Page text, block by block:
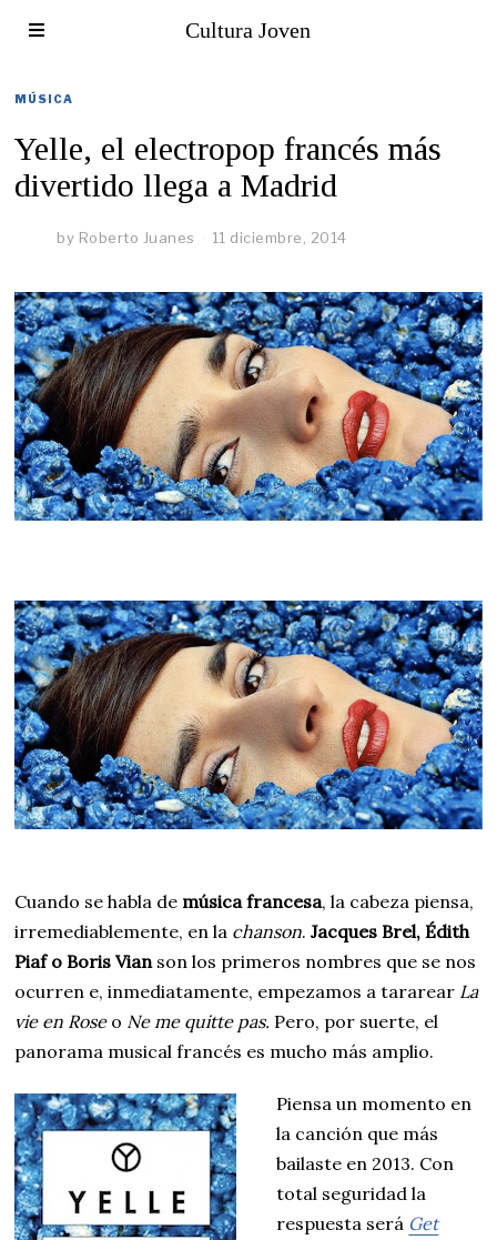
Cultura Joven
MÚSICA
Yelle, el electropop francés más
divertido llega a Madrid
by Roberto Juanes 11 diciembre, 2014
Cuando se habla de música francesa, la cabeza piensa,
irremediablemente, en la chanson.Jacques Brel, Édith
Piaf o Boris Vian son los primeros nombres que se nos
ocurren e, inmediatamente, empezamos a tararear La
vie en Roseo Ne me quitte pas. Pero, por suerte, el
panorama musical francés es mucho más amplio.
Piensa un momento en
la canción que más
bailaste en 2013. Con
total seguridad la
respuesta será Get